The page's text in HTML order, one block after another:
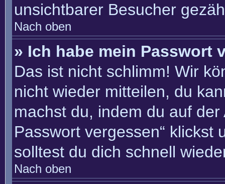
unsichtbarer Besucher
Nach oben
» Ich habe mein Passwort
Das ist nicht schlimm! Wir
nicht wieder mitteilen, du
machst du, indem du auf
Passwort vergessen“ klickst
solltest du dich schnell
Nach oben